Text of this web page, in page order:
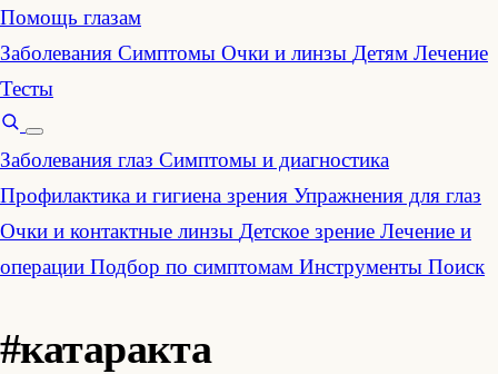
Помощь глазам
Заболевания Симптомы Очки и линзы Детям Лечение
Тесты
Заболевания глаз Симптомы и диагностика
Профилактика и гигиена зрения Упражнения для глаз
Очки и контактные линзы Детское зрение Лечение и
операции Подбор по симптомам Инструменты Поиск
#катаракта